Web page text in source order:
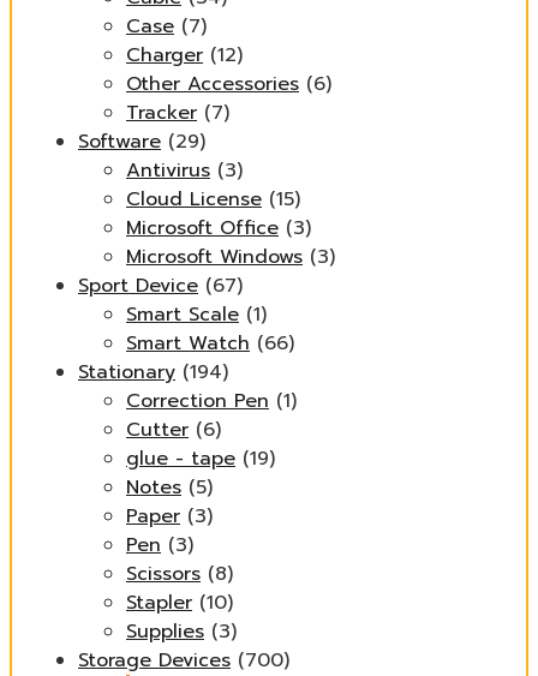
Case (7)
Charger (12)
Other Accessories (6)
Tracker (7)
Software (29)
Antivirus (3)
Cloud License (15)
Microsoft Office (3)
Microsoft Windows (3)
Sport Device (67)
Smart Scale (1)
Smart Watch (66)
Stationary (194)
Correction Pen (1)
Cutter (6)
glue - tape (19)
Notes (5)
Paper (3)
Pen (3)
Scissors (8)
Stapler (10)
Supplies (3)
Storage Devices (700)